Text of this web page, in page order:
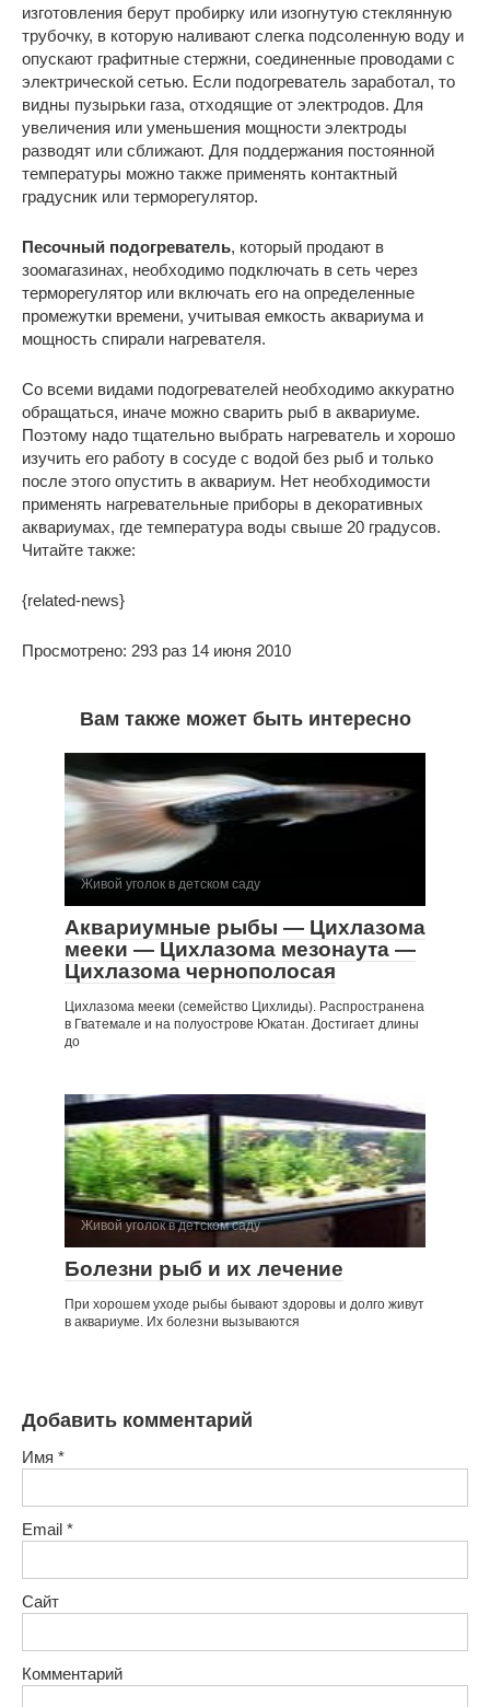
изготовления берут пробирку или изогнутую стеклянную
трубочку, в которую наливают слегка подсоленную воду и
опускают графитные стержни, соединенные проводами с
электрической сетью. Если подогреватель заработал, то
видны пузырьки газа, отходящие от электродов. Для
увеличения или уменьшения мощности электроды
разводят или сближают. Для поддержания постоянной
температуры можно также применять контактный
градусник или терморегулятор.
Песочный подогреватель, который продают в
зоомагазинах, необходимо подключать в сеть через
терморегулятор или включать его на определенные
промежутки времени, учитывая емкость аквариума и
мощность спирали нагревателя.
Со всеми видами подогревателей необходимо аккуратно
обращаться, иначе можно сварить рыб в аквариуме.
Поэтому надо тщательно выбрать нагреватель и хорошо
изучить его работу в сосуде с водой без рыб и только
после этого опустить в аквариум. Нет необходимости
применять нагревательные приборы в декоративных
аквариумах, где температура воды свыше 20 градусов.
Читайте также:
{related-news}
Просмотрено: 293 раз 14 июня 2010
Вам также может быть интересно
Живой уголок в детском саду
Аквариумные рыбы — Цихлазома
мееки — Цихлазома мезонаута —
Цихлазома чернополосая
Цихлазома мееки (семейство Цихлиды). Распространена
в Гватемале и на полуострове Юкатан. Достигает длины
до
Живой уголок в детском саду
Болезни рыб и их лечение
При хорошем уходе рыбы бывают здоровы и долго живут
в аквариуме. Их болезни вызываются
Добавить комментарий
Имя *
Email *
Сайт
Комментарий